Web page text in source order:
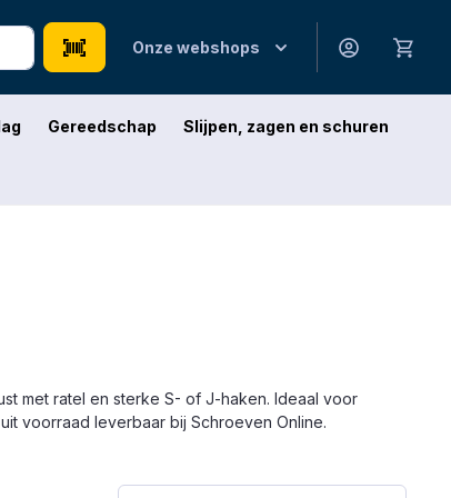
Onze webshops
Gereedschap Slijpen, zagen en schuren
met ratel en sterke S- of J-haken. Ideaal voor
voorraad leverbaar bij Schroeven Online.